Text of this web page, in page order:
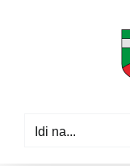
Idi na...